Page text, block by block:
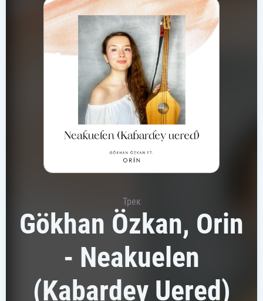
Трек
Gökhan Özkan, Orin
- Neakuelen
(Kabardey Uered)